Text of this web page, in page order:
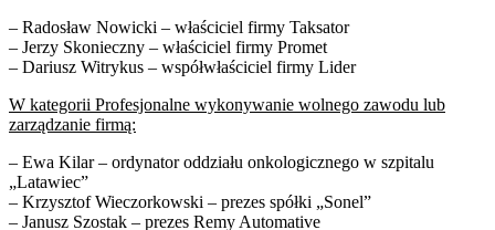
– Radosław Nowicki – właściciel firmy Taksator
– Jerzy Skonieczny – właściciel firmy Promet
– Dariusz Witrykus – współwłaściciel firmy Lider
W kategorii Profesjonalne wykonywanie wolnego zawodu lub
zarządzanie firmą:
– Ewa Kilar – ordynator oddziału onkologicznego w szpitalu
„Latawiec”
– Krzysztof Wieczorkowski – prezes spółki „Sonel”
– Janusz Szostak – prezes Remy Automative